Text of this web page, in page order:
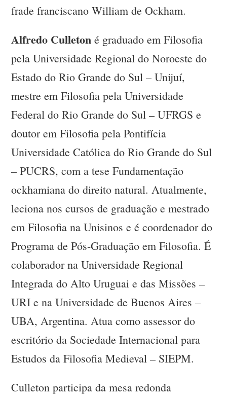
frade franciscano William de Ockham.
Alfredo Culleton é graduado em Filosofia
pela Universidade Regional do Noroeste do
Estado do Rio Grande do Sul – Unijuí,
mestre em Filosofia pela Universidade
Federal do Rio Grande do Sul – UFRGS e
doutor em Filosofia pela Pontifícia
Universidade Católica do Rio Grande do Sul
– PUCRS, com a tese Fundamentação
ockhamiana do direito natural. Atualmente,
leciona nos cursos de graduação e mestrado
em Filosofia na Unisinos e é coordenador do
Programa de Pós-Graduação em Filosofia. É
colaborador na Universidade Regional
Integrada do Alto Uruguai e das Missões –
URI e na Universidade de Buenos Aires –
UBA, Argentina. Atua como assessor do
escritório da Sociedade Internacional para
Estudos da Filosofia Medieval – SIEPM.
Culleton participa da mesa redonda